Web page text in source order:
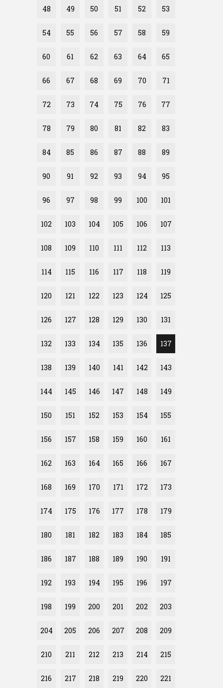
48 49 50 51 52 53
54 55 56 57 58 59
60 61 62 63 64 65
66 67 68 69 70 71
72 73 74 75 76 77
78 79 80 81 82 83
84 85 86 87 88 89
90 91 92 93 94 95
96 97 98 99 100 101
102 103 104 105 106 107
108 109 110 111 112 113
114 115 116 117 118 119
120 121 122 123 124 125
126 127 128 129 130 131
132 133 134 135 136 137
138 139 140 141 142 143
144 145 146 147 148 149
150 151 152 153 154 155
156 157 158 159 160 161
162 163 164 165 166 167
168 169 170 171 172 173
174 175 176 177 178 179
180 181 182 183 184 185
186 187 188 189 190 191
192 193 194 195 196 197
198 199 200 201 202 203
204 205 206 207 208 209
210 211 212 213 214 215
216 217 218 219 220 221